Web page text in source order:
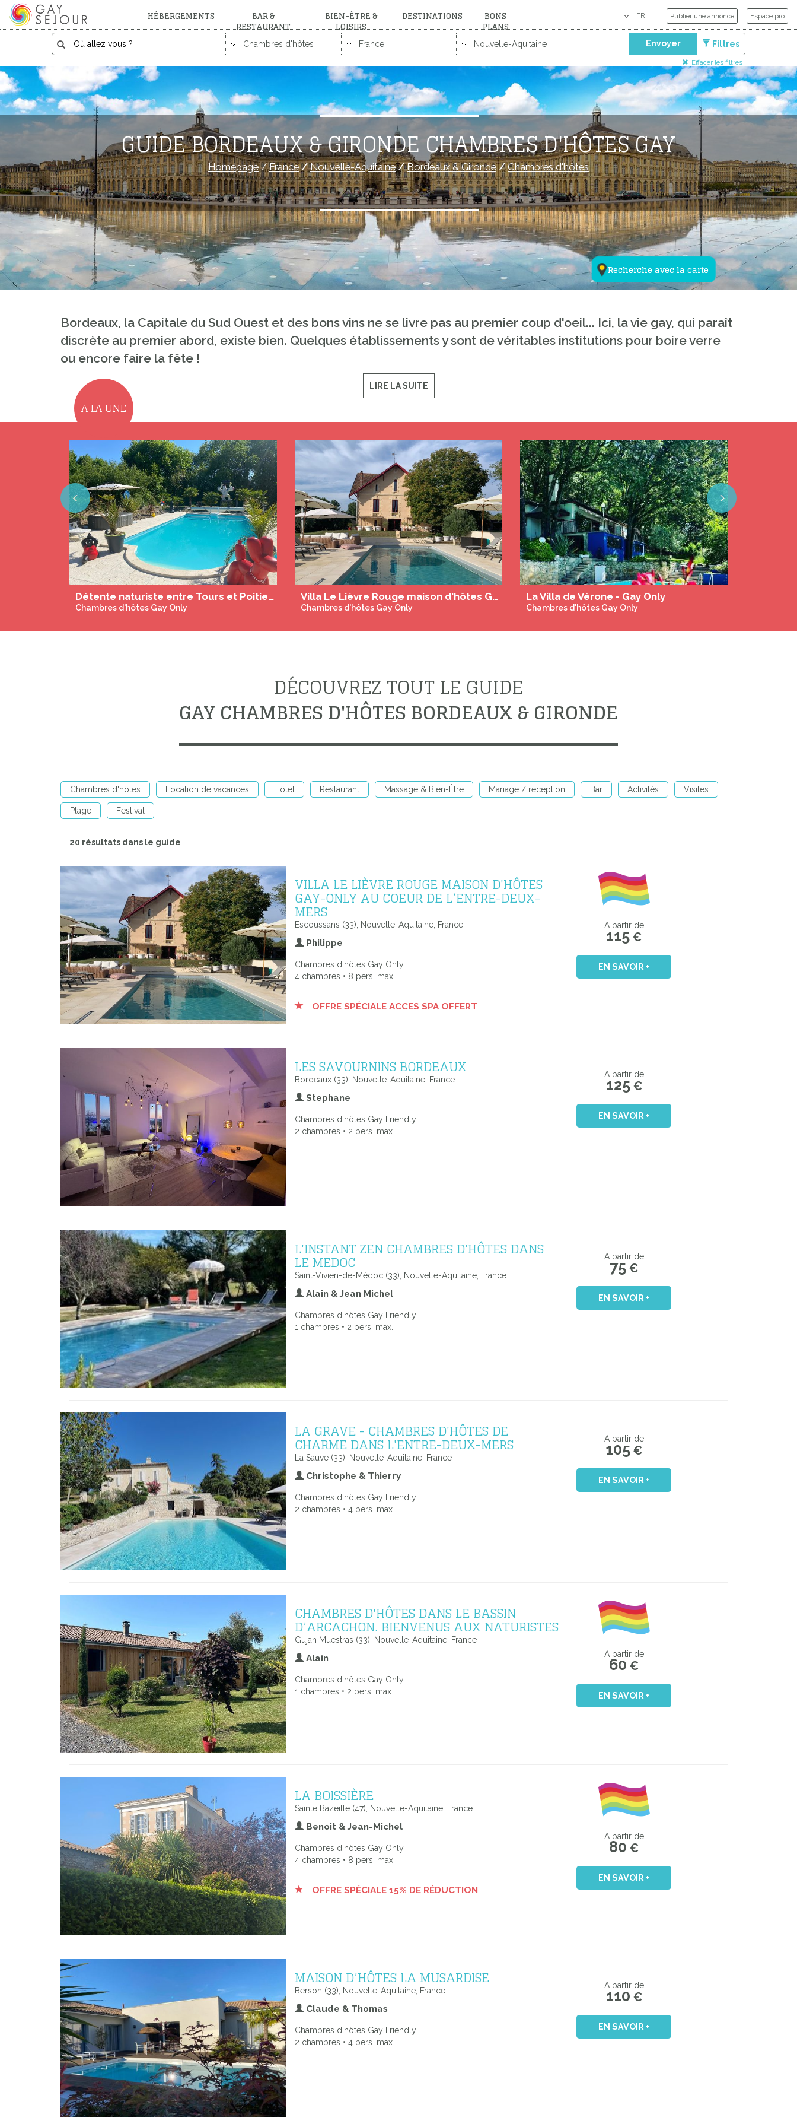
HÉBERGEMENTS BAR &
RESTAURANT
BIEN-ÊTRE &
LOISIRS
DESTINATIONS BONS
PLANS
Publier une annonce Espace pro
Envoyer Filtres
Effacer les filtres
Recherche avec la carte
GUIDE BORDEAUX & GIRONDE CHAMBRES D'HÔTES GAY
Homepage/France/Nouvelle-Aquitaine/Bordeaux & Gironde/Chambres d'hôtes
Bordeaux, la Capitale du Sud Ouest et des bons vins ne se livre pas au premier coup d'oeil... Ici, la vie gay, qui paraît
discrète au premier abord, existe bien. Quelques établissements y sont de véritables institutions pour boire verre
ou encore faire la fête !
LIRE LA SUITE
A LA UNE
Previous Next
Détente naturiste entre Tours et Poitiers
Chambres d'hôtes Gay Only
Villa Le Lièvre Rouge maison d'hôtes Gay-Only au coeur de l’Entre-Deux-Mers
Chambres d'hôtes Gay Only
La Villa de Vérone - Gay Only
Chambres d'hôtes Gay Only
DÉCOUVREZ TOUT LE GUIDE
GAY CHAMBRES D'HÔTES BORDEAUX & GIRONDE
Chambres d'hôtes Location de vacances Hôtel Restaurant Massage & Bien-Être Mariage / réception Bar Activités Visites
Plage Festival
20 résultats dans le guide
VILLA LE LIÈVRE ROUGE MAISON D'HÔTES
GAY-ONLY AU COEUR DE L’ENTRE-DEUX-
MERS
Escoussans (33), Nouvelle-Aquitaine, France
Philippe
Chambres d'hôtes Gay Only
4 chambres • 8 pers. max.
OFFRE SPÉCIALE ACCES SPA OFFERT
A partir de
115 €
EN SAVOIR +
LES SAVOURNINS BORDEAUX
Bordeaux (33), Nouvelle-Aquitaine, France
Stephane
Chambres d'hôtes Gay Friendly
2 chambres • 2 pers. max.
A partir de
125€
EN SAVOIR +
L'INSTANT ZEN CHAMBRES D'HÔTES DANS
LE MEDOC
Saint-Vivien-de-Médoc (33), Nouvelle-Aquitaine, France
Alain & Jean Michel
Chambres d'hôtes Gay Friendly
1 chambres • 2 pers. max.
A partir de
75 €
EN SAVOIR +
LA GRAVE - CHAMBRES D'HÔTES DE
CHARME DANS L'ENTRE-DEUX-MERS
La Sauve (33), Nouvelle-Aquitaine, France
Christophe & Thierry
Chambres d'hôtes Gay Friendly
2 chambres • 4 pers. max.
A partir de
105 €
EN SAVOIR +
CHAMBRES D'HÔTES DANS LE BASSIN
D’ARCACHON. BIENVENUS AUX NATURISTES
Gujan Muestras (33), Nouvelle-Aquitaine, France
Alain
Chambres d'hôtes Gay Only
1 chambres • 2 pers. max.
A partir de
60 €
EN SAVOIR +
LA BOISSIÈRE
Sainte Bazeille (47), Nouvelle-Aquitaine, France
Benoit & Jean-Michel
Chambres d'hôtes Gay Only
4 chambres • 8 pers. max.
OFFRE SPÉCIALE 15% DE RÉDUCTION
A partir de
80 €
EN SAVOIR +
MAISON D’HÔTES LA MUSARDISE
Berson (33), Nouvelle-Aquitaine, France
Claude & Thomas
Chambres d'hôtes Gay Friendly
2 chambres • 4 pers. max.
A partir de
110 €
EN SAVOIR +